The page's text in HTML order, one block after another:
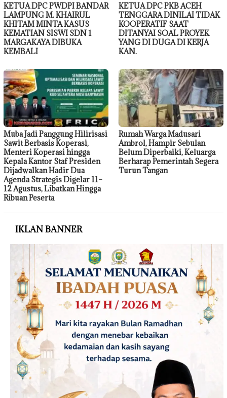
KETUA DPC PWDPI BANDAR
LAMPUNG M. KHAIRUL
KHITAM MINTA KASUS
KEMATIAN SISWI SDN 1
MARGAKAYA DIBUKA
KEMBALI
KETUA DPC PKB ACEH
TENGGARA DINILAI TIDAK
KOOPERATIF SAAT
DITANYAI SOAL PROYEK
YANG DI DUGA DI KERJA
KAN.
Muba Jadi Panggung Hilirisasi
Sawit Berbasis Koperasi,
Menteri Koperasi hingga
Kepala Kantor Staf Presiden
Dijadwalkan Hadir Dua
Agenda Strategis Digelar 11–
12 Agustus, Libatkan Hingga
Ribuan Peserta
Rumah Warga Madusari
Ambrol, Hampir Sebulan
Belum Diperbaiki, Keluarga
Berharap Pemerintah Segera
Turun Tangan
IKLAN BANNER